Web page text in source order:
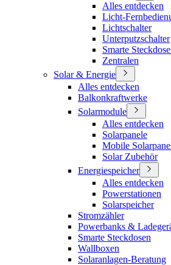
Alles entdecken
Licht-
Lichtschalter
Unterputzschalter
Smarte
Zentralen
Solar & Energie
Alles entdecken
Balkonkraftwerke
Solarmodule
Alles entdecken
Solarpanele
Mobile
Solar Zubehör
Energiespeicher
Alles entdecken
Powerstationen
Solarspeicher
Stromzähler
Powerbanks &
Smarte Steckdosen
Wallboxen
Solaranlagen-Beratung